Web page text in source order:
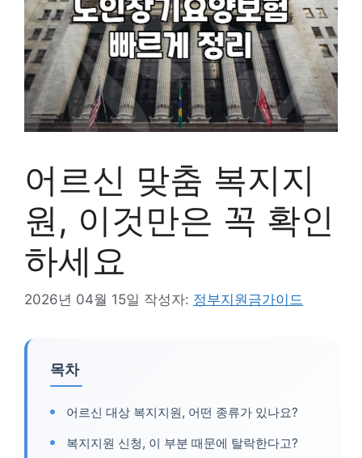
어르신 맞춤 복지지
원, 이것만은 꼭 확인
하세요
2026년 04월 15일 작성자: 정부지원금가이드
목차
어르신 대상 복지지원, 어떤 종류가 있나요?
복지지원 신청, 이 부분 때문에 탈락한다고?